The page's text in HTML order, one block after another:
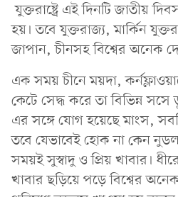
যুক্তরাষ্ট্রে এই দিনটি জাতীয়
হয়। তবে যুক্তরাজ্য, মার্কিন
জাপান, চীনসহ বিশ্বের অনেক
এক সময় চীনে ময়দা,
কেটে সেদ্ধ করে তা বিভিন্ন সসে
এর সঙ্গে যোগ হয়েছে মাংস,
তবে যেভাবেই হোক না কেন
সময়ই সুস্বাদু ও প্রিয় খাবার।
খাবার ছড়িয়ে পড়ে বিশ্বের